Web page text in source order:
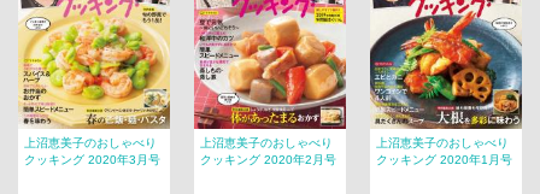
上沼恵美子のおしゃべり
クッキング 2020年3月号
上沼恵美子のおしゃべり
クッキング 2020年2月号
上沼恵美子のおしゃべり
クッキング 2020年1月号